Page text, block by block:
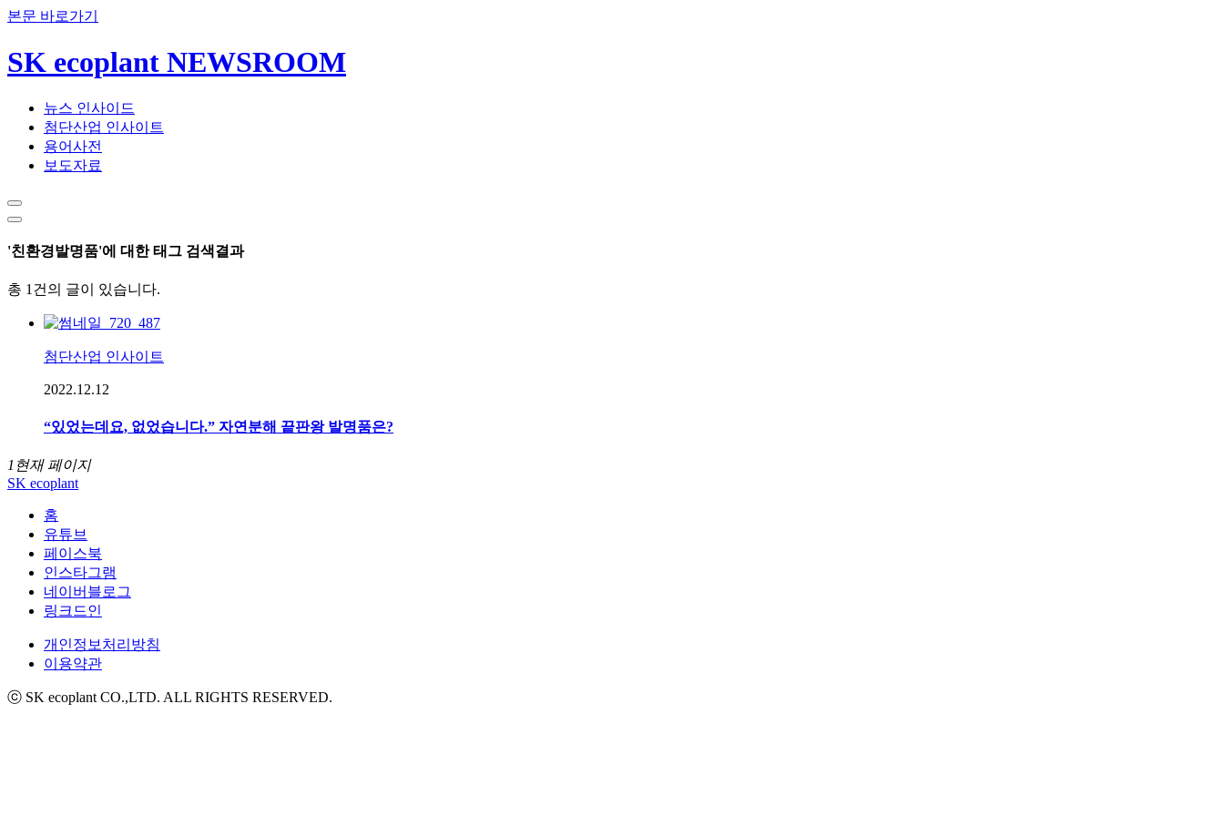
본문 바로가기
SK ecoplant NEWSROOM
뉴스 인사이드
첨단산업 인사이트
용어사전
보도자료
'친환경발명품'에 대한 태그 검색결과
총 1건의 글이 있습니다.
첨단산업 인사이트
2022.12.12
“있었는데요, 없었습니다.” 자연분해 끝판왕 발명품은?
1 현재 페이지
SK ecoplant
홈
유튜브
페이스북
인스타그램
네이버블로그
링크드인
개인정보처리방침
이용약관
ⓒ SK ecoplant CO.,LTD. ALL RIGHTS RESERVED.